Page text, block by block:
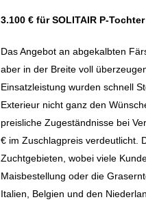
3.100 € für SOLITAIR P-Tochter
Das Angebot an abgekalbten
aber in der Breite voll
Einsatzleistung wurden schnell
Exterieur nicht ganz den
preisliche Zugeständnisse bei
€ im Zuschlagpreis verdeutlicht.
Zuchtgebieten, wobei viele
Maisbestellung oder die
Italien, Belgien und den